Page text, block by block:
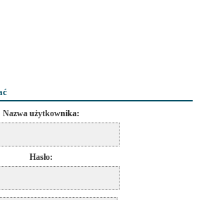
Nazwa użytkownika:
Hasło: